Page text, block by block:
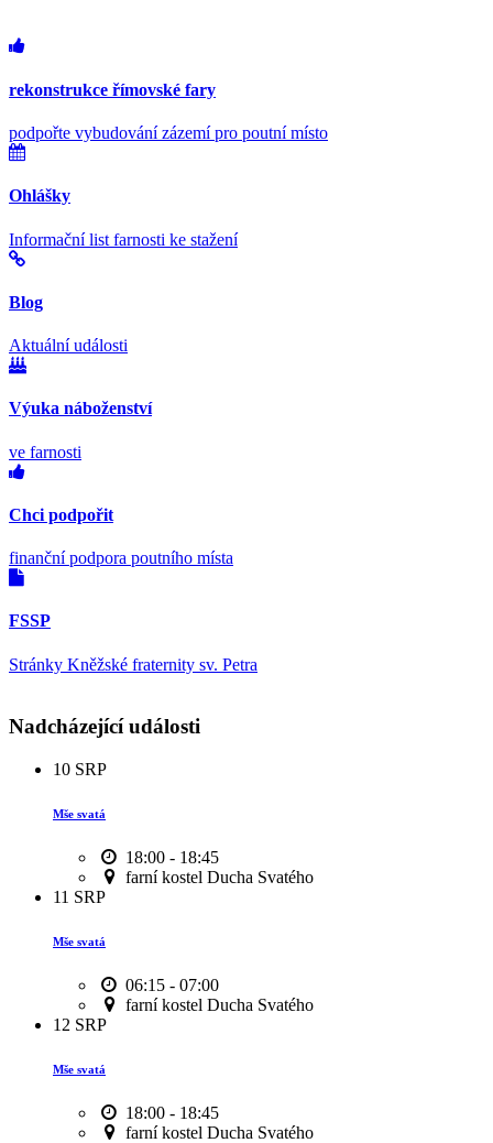
rekonstrukce římovské fary
podpořte vybudování zázemí pro poutní místo
Ohlášky
Informační list farnosti ke stažení
Blog
Aktuální události
Výuka náboženství
ve farnosti
Chci podpořit
finanční podpora poutního místa
FSSP
Stránky Kněžské fraternity sv. Petra
Nadcházející události
10 SRP
Mše svatá
18:00 - 18:45
farní kostel Ducha Svatého
11 SRP
Mše svatá
06:15 - 07:00
farní kostel Ducha Svatého
12 SRP
Mše svatá
18:00 - 18:45
farní kostel Ducha Svatého